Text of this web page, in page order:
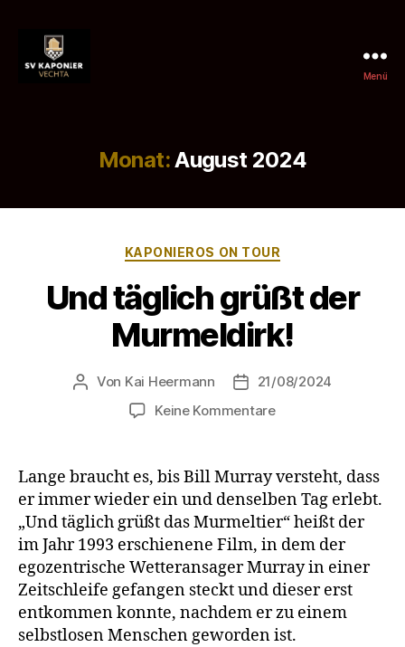
Menü
Monat:August 2024
Kategorien
KAPONIEROS ON TOUR
Und täglich grüßt der
Murmeldirk!
Beitragsautor
Von Kai Heermann Beitragsdatum
21/08/2024
Keine Kommentarezu
grüßt
Murmeldirk!
Lange braucht es, bis Bill Murray versteht, dass
er immer wieder ein und denselben Tag erlebt.
„Und täglich grüßt das Murmeltier“ heißt der
im Jahr 1993 erschienene Film, in dem der
egozentrische Wetteransager Murray in einer
Zeitschleife gefangen steckt und dieser erst
entkommen konnte, nachdem er zu einem
selbstlosen Menschen geworden ist.